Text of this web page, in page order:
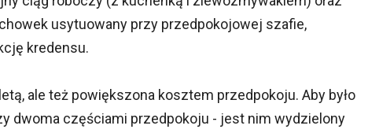
usytuowany przy przedpokojowej szafie,
kredensu.
ale też powiększona kosztem przedpokoju. Aby było
dwoma częściami przedpokoju - jest nim wydzielony